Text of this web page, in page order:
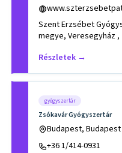
Szent Erzsébet
megye, Veresegyház ,
Részletek →
gyógyszertár
Zsókavár Gyógyszertár
Budapest, Budapest
+36 1/414-0931